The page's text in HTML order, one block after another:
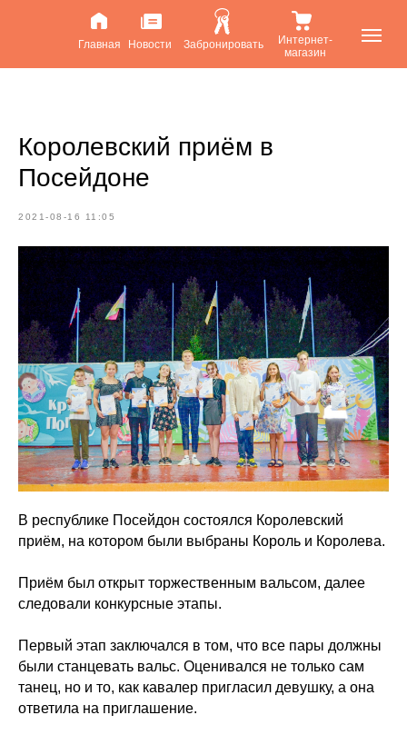
Главная Новости Забронировать
Интернет-
магазин
Королевский приём в
Посейдоне
2021-08-16 11:05
В республике Посейдон состоялся Королевский
приём, на котором были выбраны Король и Королева.
Приём был открыт торжественным вальсом, далее
следовали конкурсные этапы.
Первый этап заключался в том, что все пары должны
были станцевать вальс. Оценивался не только сам
танец, но и то, как кавалер пригласил девушку, а она
ответила на приглашение.